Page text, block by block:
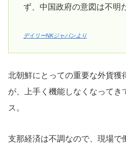
ず、中国政府の意図は不明
デイリーNKジャパンより
北朝鮮にとっての重要な外貨獲
が、上手く機能しなくなってき
ス。
支那経済は不調なので、現場で